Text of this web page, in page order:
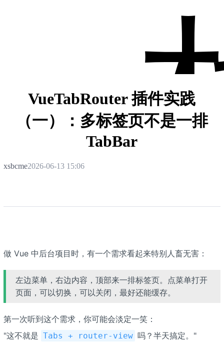
VueTabRouter 插件实践
（一）：多标签页不是一排
TabBar
xsbcme2026-06-13 15:06
做 Vue 中后台项目时，有一个需求看起来特别人畜无害：
左边菜单，右边内容，顶部来一排标签页。点菜单打开
页面，可以切换，可以关闭，最好还能缓存。
第一次听到这个需求，你可能会淡定一笑：
"这不就是 Tabs + router-view 吗？半天搞定。"